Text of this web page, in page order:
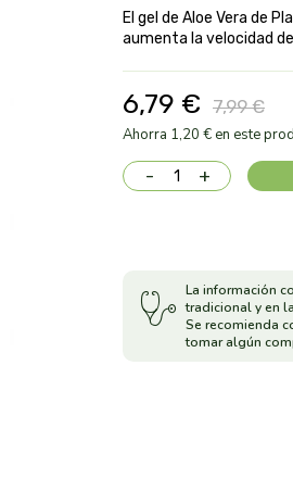
El gel de Aloe Vera de
aumenta la velocidad
6,79 € 7,99 €
Ahorra 1,20 € en este
- +
La información
tradicional y en
Se recomienda
tomar algún